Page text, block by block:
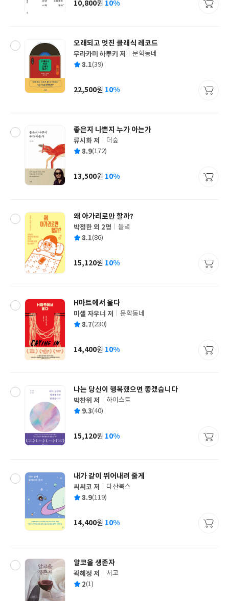
가
10,800원 10%
오래되고 멋진 클래식 레코드
글
쓴
무라카미 하루키 저
출
사
문학동네
평 8.1(39)
가
22,500원 10%
좋은지 나쁜지 누가 아는가
글
쓴
류시화 저
출
사
더숲
평 8.9(172)
가
13,500원 10%
왜 아가리로만 할까?
글
쓴
박정한 외 2명
출
사
들녘
평 8.1(86)
가
15,120원 10%
H마트에서 울다
글
쓴
미셸 자우너 저
출
사
문학동네
평 8.7(230)
가
14,400원 10%
나는 당신이 행복했으면 좋겠습니다
글
쓴
박찬위 저
출
사
하이스트
평 9.3(40)
가
15,120원 10%
내가 같이 뛰어내려 줄게
글
쓴
씨씨코 저
출
사
다산북스
평 8.9(119)
가
14,400원 10%
알코올 생존자
글
쓴
곽혜정 저
출
서고
평 2(1)